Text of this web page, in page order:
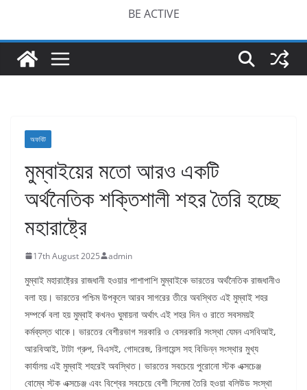
BE ACTIVE
অফবিট
মুম্বাইয়ের মতো আরও একটি
অর্থনৈতিক শক্তিশালী শহর তৈরি হচ্ছে
মহারাষ্ট্রে
17th August 2025 admin
মুম্বাই মহারাষ্ট্রের রাজধানী হওয়ার পাশাপাশি মুম্বাইকে ভারতের অর্থনৈতিক রাজধানীও
বলা হয়। ভারতের পশ্চিম উপকূলে আরব সাগরের তীরে অবস্থিত এই মুম্বাই শহর
সম্পর্কে বলা হয় মুম্বাই কখনও ঘুমায়না অর্থাৎ এই শহর দিন ও রাতে সবসময়ই
কর্মব্যস্ত থাকে। ভারতের বেশীরভাগ সরকারি ও বেসরকারি সংস্থা যেমন এসবিআই,
আরবিআই, টাটা গ্রুপ, বিএসই, গোদরেজ, রিলায়েন্স সহ বিভিন্ন সংস্থার মুখ্য
কার্যালয় এই মুম্বাই শহরেই অবস্থিত। ভারতের সবচেয়ে পুরোনো স্টক এক্সচেঞ্জ
বোম্বে স্টক এক্সচেঞ্জ এবং বিশ্বের সবচেয়ে বেশী সিনেমা তৈরি হওয়া বলিউড সংস্থা